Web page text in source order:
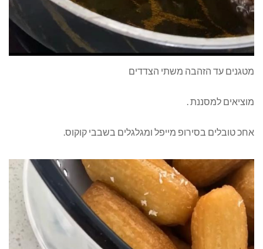
מטגנים עד הזהבה משתי הצדדים
מוציאים למסננת .
אחכ טובלים בסירופ מייפל ומגלגלים בשבבי קוקוס.